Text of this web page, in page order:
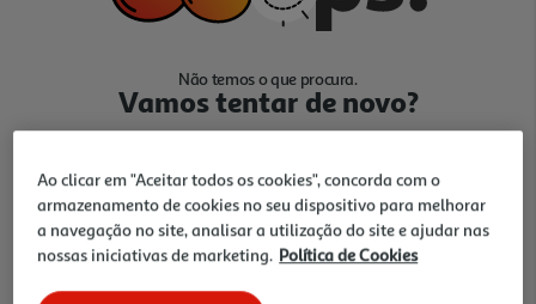
Não temos o que procura.
Vamos tentar de novo?
Ir para Homepage
Ao clicar em "Aceitar todos os cookies", concorda com o
armazenamento de cookies no seu dispositivo para melhorar
a navegação no site, analisar a utilização do site e ajudar nas
nossas iniciativas de marketing. Política de Cookies